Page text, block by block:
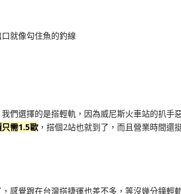
就像勾住魚的釣線
們選擇的是搭輕軌，因為威尼斯火車站的扒手
需1.5歐 ，搭個2站也就到了，而且營業時間還
感覺跟在台灣搭捷運也差不多，等沒幾分鐘輕